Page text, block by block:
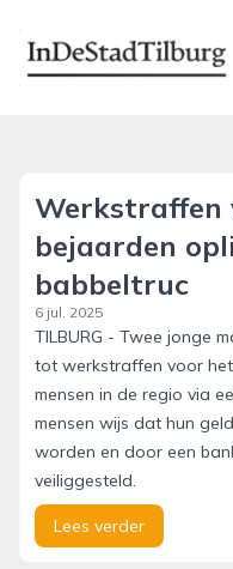
indestadtilburg.nl
Werkstraffen
bejaarden
babbeltruc
6 jul. 2025
TILBURG - Twee jonge
tot werkstraffen voor
mensen in de regio via
mensen wijs dat hun
worden en door een
veiliggesteld.
Lees verder